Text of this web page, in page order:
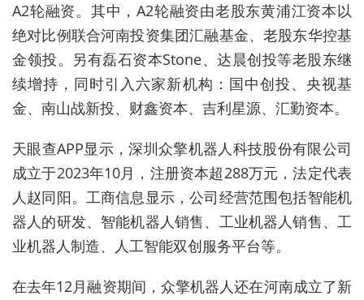
A2轮融资。其中，A2轮融资由老股东黄浦江资本以
绝对比例联合河南投资集团汇融基金、老股东华控基
金领投。另有磊石资本Stone、达晨创投等老股东继
续增持，同时引入六家新机构：国中创投、央视基
金、南山战新投、财鑫资本、吉利星源、汇勤资本。
天眼查APP显示，深圳众擎机器人科技股份有限公司
成立于2023年10月，注册资本超288万元，法定代表
人赵同阳。工商信息显示，公司经营范围包括智能机
器人的研发、智能机器人销售、工业机器人销售、工
业机器人制造、人工智能双创服务平台等。
在去年12月融资期间，众擎机器人还在河南成立了新